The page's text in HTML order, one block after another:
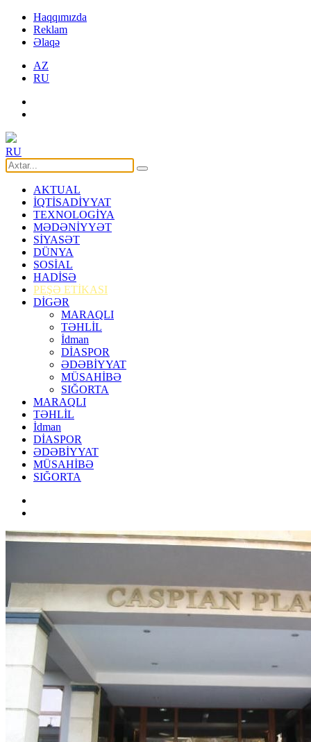
Haqqımızda
Reklam
Əlaqə
AZ
RU
RU
AKTUAL
İQTİSADİYYAT
TEXNOLOGİYA
MƏDƏNİYYƏT
SİYASƏT
DÜNYA
SOSİAL
HADİSƏ
PEŞƏ ETİKASI
DİGƏR
MARAQLI
TƏHLİL
İdman
DİASPOR
ƏDƏBİYYAT
MÜSAHİBƏ
SIĞORTA
MARAQLI
TƏHLİL
İdman
DİASPOR
ƏDƏBİYYAT
MÜSAHİBƏ
SIĞORTA